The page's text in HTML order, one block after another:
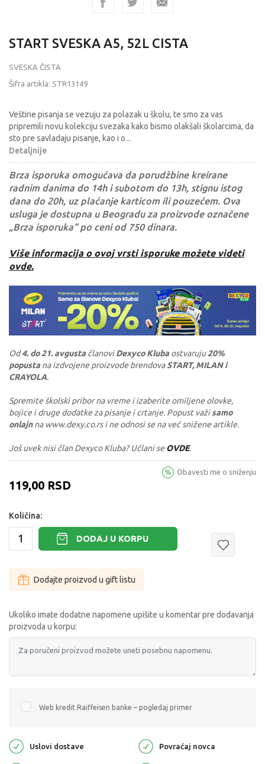
START SVESKA A5, 52L CISTA
SVESKA ČISTA
Šifra artikla: STR13149
Veštine pisanja se vezuju za polazak u školu, te smo za vas
pripremili novu kolekciju svezaka kako bismo olakšali školarcima, da
sto pre savladaju pisanje, kao i o...
Detaljnije
Brza isporuka omogućava da porudžbine kreirane
radnim danima do 14h i subotom do 13h, stignu istog
dana do 20h, uz plaćanje karticom ili pouzećem. Ova
usluga je dostupna u Beogradu za proizvode označene
„Brza isporuka“ po ceni od 750 dinara.
Više informacija o ovoj vrsti isporuke možete videti
ovde.
Od4. do 21. avgusta članoviDexyco Kluba ostvaruju20%
popusta na izdvojene proizvode brendovaSTART, MILAN i
CRAYOLA.
Spremite školski pribor na vreme i izaberite omiljene olovke,
bojice i druge dodatke za pisanje i crtanje. Popust važisamo
onlajnna www.dexy.co.rs i ne odnosi se na već snižene artikle.
Još uvek nisi član Dexyco Kluba? Učlani seOVDE.
119,00 RSD
Obavesti me o sniženju
Količina:
DODAJ U KORPU
Dodajte proizvod u gift listu
Ukoliko imate dodatne napomene upišite u komentar pre dodavanja
proizvoda u korpu:
Web kredit Raiffeisen banke – pogledaj primer
Uslovi dostave Povraćaj novca